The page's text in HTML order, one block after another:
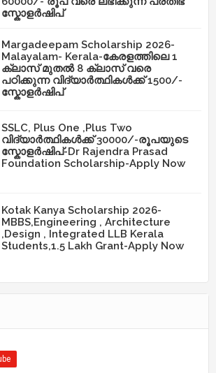
സ്കോളർഷിപ്
Margadeepam Scholarship 2026-
Malayalam- Kerala-കേരളത്തിലെ 1
ക്ലാസ് മുതൽ 8 ക്ലാസ് വരെ
പഠിക്കുന്ന വിദ്യാർത്ഥികൾക്ക് 1500/-
സ്കോളർഷിപ്
SSLC, Plus One ,Plus Two
വിദ്യാർത്ഥികൾക്ക് 30000/-രൂപയുടെ
സ്കോളർഷിപ്-Dr Rajendra Prasad
Foundation Scholarship-Apply Now
Kotak Kanya Scholarship 2026-
MBBS,Engineering , Architecture
,Design , Integrated LLB Kerala
Students,1.5 Lakh Grant-Apply Now